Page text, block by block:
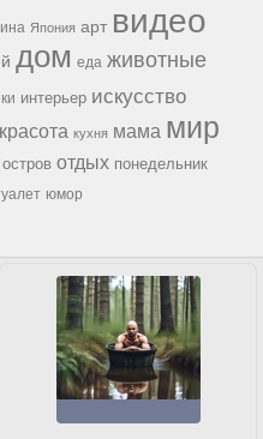
Япония арт видео
дом еда животные
интерьер искусство
красота кухня мама мир
остров отдых понедельник
юмор